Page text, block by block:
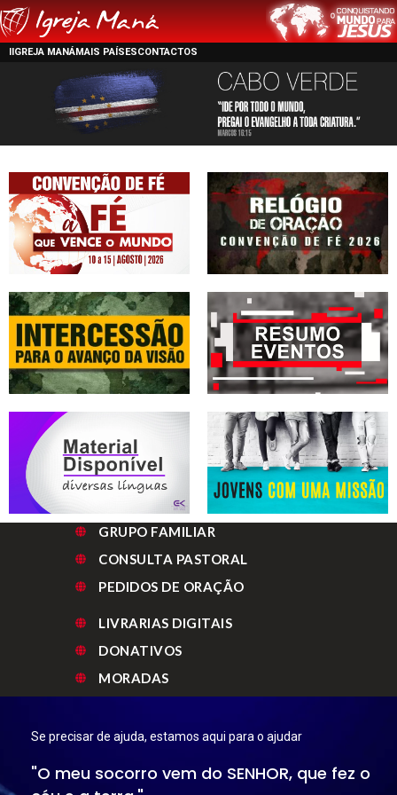
IIGREJA MANÁMAIS PAÍSESCONTACTOS
GRUPO FAMILIAR
CONSULTA PASTORAL
PEDIDOS DE ORAÇÃO
LIVRARIAS DIGITAIS
DONATIVOS
MORADAS
Se precisar de ajuda, estamos aqui para o ajudar
"O meu socorro vem do SENHOR, que fez o